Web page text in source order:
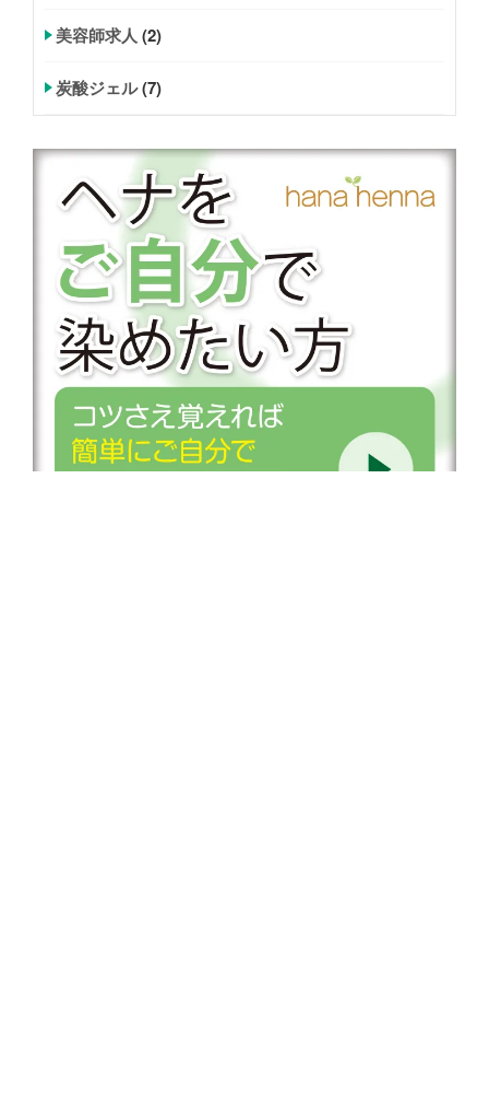
美容師求人 (2)
炭酸ジェル(7)